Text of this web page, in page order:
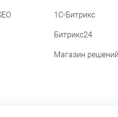
1C-Битрикс
Битрикс24
Магазин